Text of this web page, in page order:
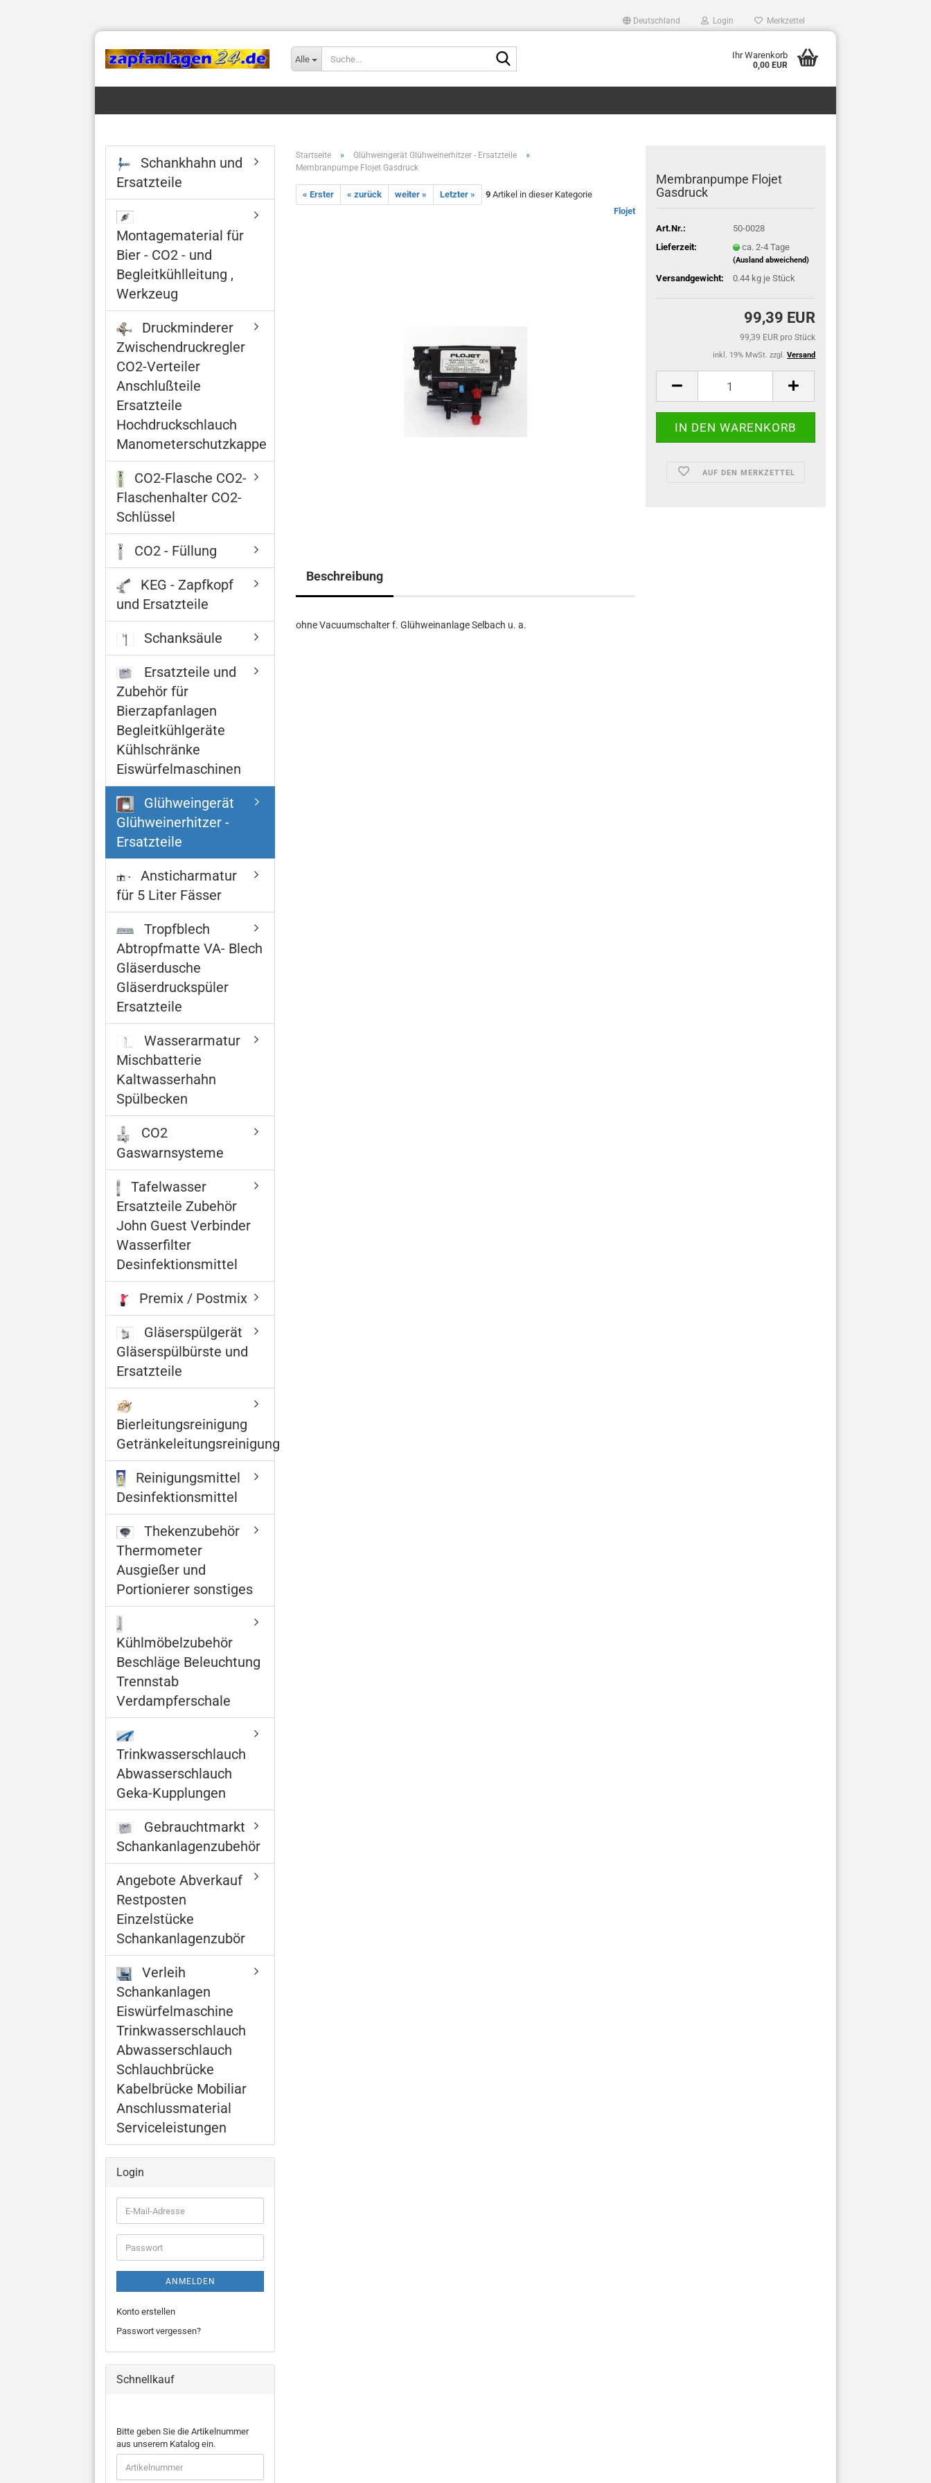
Deutschland Login Merkzettel
Alle Ihr Warenkorb
0,00 EUR
Startseite » Glühweingerät Glühweinerhitzer - Ersatzteile »
Membranpumpe Flojet Gasdruck
« Erster « zurück weiter » Letzter » 9 Artikel in dieser Kategorie
Flojet
Membranpumpe Flojet
Gasdruck
Art.Nr.:
50-0028
Lieferzeit:
ca. 2-4 Tage
(Ausland abweichend)
Versandgewicht: 0.44kg je Stück
99,39 EUR
99,39 EUR pro Stück
inkl. 19% MwSt. zzgl. Versand
AUF DEN MERKZETTEL
Beschreibung
ohne Vacuumschalter f. Glühweinanlage Selbach u. a.
Schankhahn und
Ersatzteile
Montagematerial für
Bier - CO2 - und
Begleitkühlleitung ,
Werkzeug
Druckminderer
Zwischendruckregler
CO2-Verteiler
Anschlußteile
Ersatzteile
Hochdruckschlauch
Manometerschutzkappe
CO2-Flasche CO2-
Flaschenhalter CO2-
Schlüssel
CO2 - Füllung
KEG - Zapfkopf
und Ersatzteile
Schanksäule
Ersatzteile und
Zubehör für
Bierzapfanlagen
Begleitkühlgeräte
Kühlschränke
Eiswürfelmaschinen
Glühweingerät
Glühweinerhitzer -
Ersatzteile
Ansticharmatur
für 5 Liter Fässer
Tropfblech
Abtropfmatte VA- Blech
Gläserdusche
Gläserdruckspüler
Ersatzteile
Wasserarmatur
Mischbatterie
Kaltwasserhahn
Spülbecken
CO2
Gaswarnsysteme
Tafelwasser
Ersatzteile Zubehör
John Guest Verbinder
Wasserfilter
Desinfektionsmittel
Premix / Postmix
Gläserspülgerät
Gläserspülbürste und
Ersatzteile
Bierleitungsreinigung
Getränkeleitungsreinigung
Reinigungsmittel
Desinfektionsmittel
Thekenzubehör
Thermometer
Ausgießer und
Portionierer sonstiges
Kühlmöbelzubehör
Beschläge Beleuchtung
Trennstab
Verdampferschale
Trinkwasserschlauch
Abwasserschlauch
Geka-Kupplungen
Gebrauchtmarkt
Schankanlagenzubehör
Angebote Abverkauf
Restposten
Einzelstücke
Schankanlagenzubör
Verleih
Schankanlagen
Eiswürfelmaschine
Trinkwasserschlauch
Abwasserschlauch
Schlauchbrücke
Kabelbrücke Mobiliar
Anschlussmaterial
Serviceleistungen
Login
E-
Mail-
Adresse
Passwort
ANMELDEN
Konto erstellen
Passwort vergessen?
Schnellkauf
BITTE
GEBEN
SIE
DIE
ARTIKELNUMMER
Bitte geben Sie die Artikelnummer
aus unserem Katalog ein.